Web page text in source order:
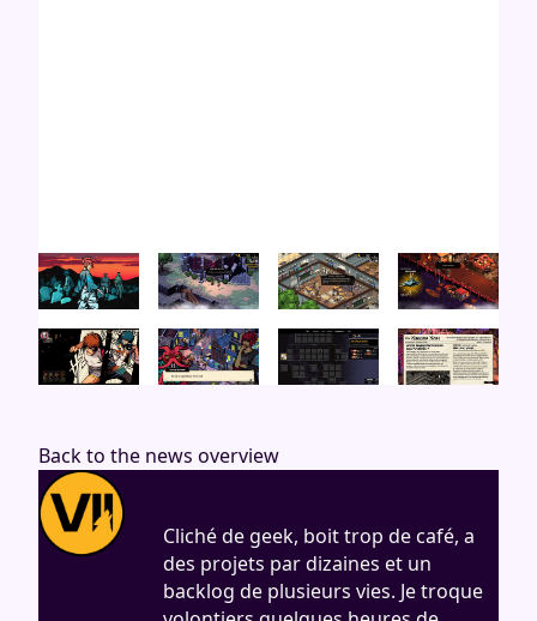
Back to the news overview
Cliché de geek, boit trop de café, a
des projets par dizaines et un
backlog de plusieurs vies. Je troque